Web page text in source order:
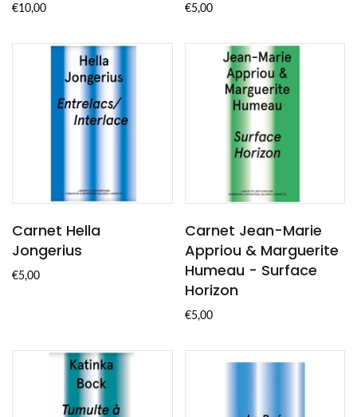
€10,00 €5,00
Carnet Hella
Jongerius
€5,00
Carnet Jean-Marie
Appriou & Marguerite
Humeau - Surface
Horizon
€5,00